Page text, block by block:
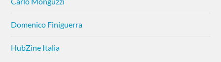
Domenico Finiguerra
HubZine Italia